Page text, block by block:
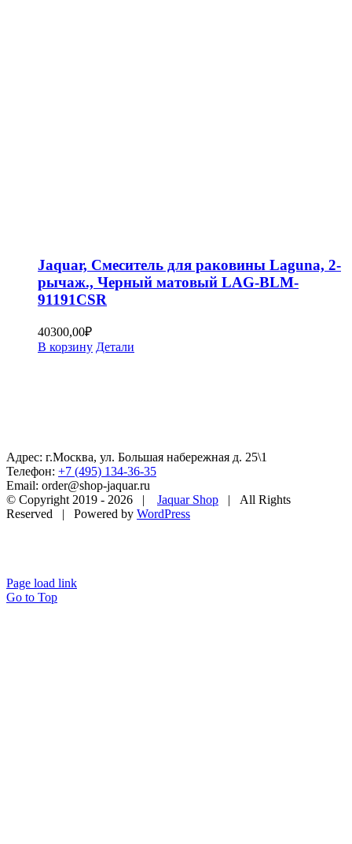
Jaquar, Смеситель для раковины Laguna, 2-
рычаж., Черный матовый LAG-BLM-
91191CSR
40300,00₽
В корзину Детали
Адрес: г.Москва, ул. Большая набережная д. 25\1
Телефон: +7 (495) 134-36-35
Email: order@shop-jaquar.ru
© Copyright 2019 - 2026 | Jaquar Shop | All Rights
Reserved | Powered by WordPress
Page load link
Go to Top